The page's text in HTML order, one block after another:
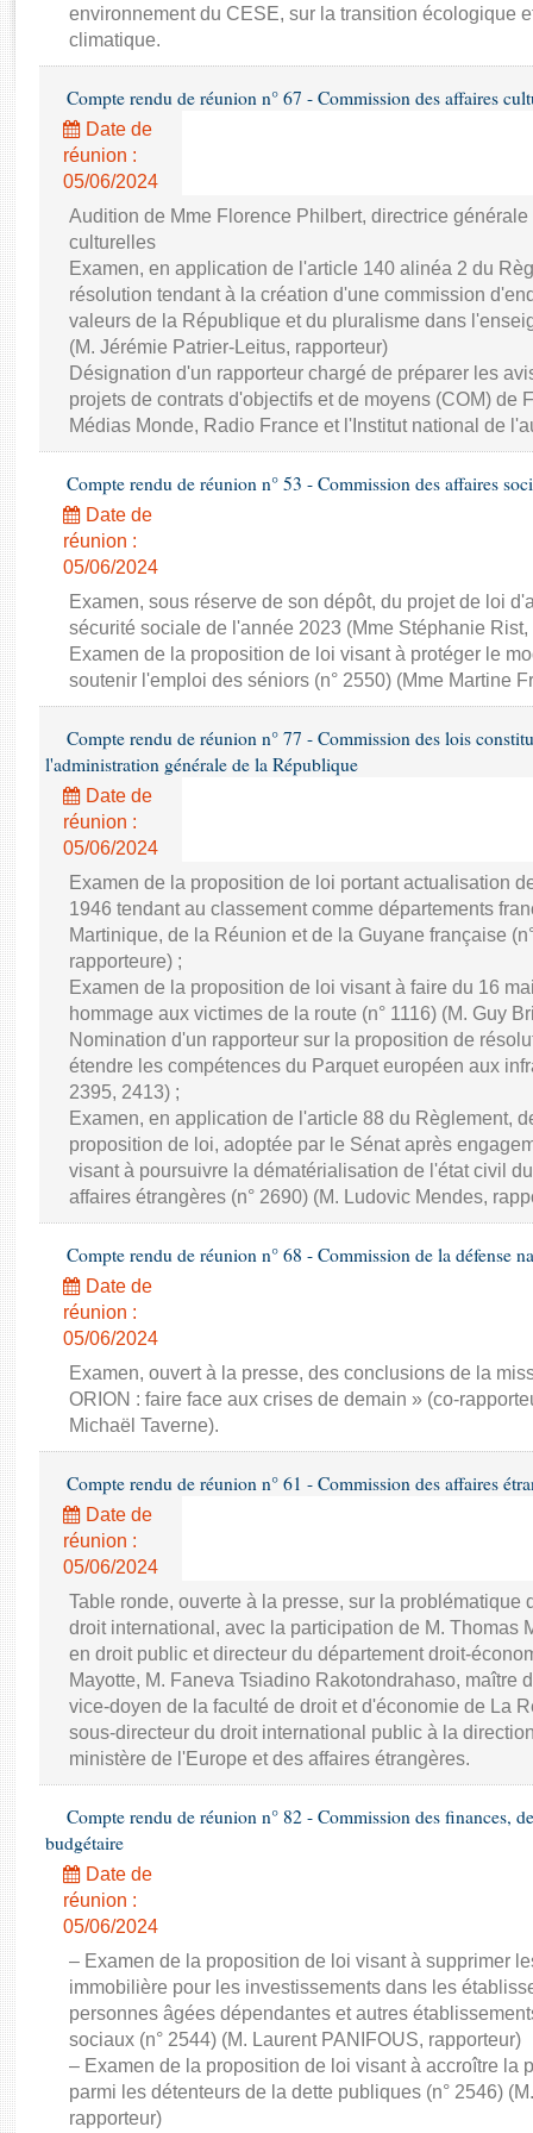
Rapports d'enquête
Rapports législatifs
Rapports sur l'application des lois
Baromètre de l’application des lois
Dossiers législatifs
Budget et sécurité sociale
Questions écrites et orales
Comptes rendus des débats
environnement du CESE, sur la transition écologique
climatique.
Compte rendu de réunion n° 67 - Commission des affaires
Date de
réunion :
05/06/2024
Audition de Mme Florence Philbert, directrice
culturelles
Examen, en application de l'article 140 alinéa 2 du
résolution tendant à la création d'une commission
valeurs de la République et du pluralisme dans
(M. Jérémie Patrier-Leitus, rapporteur)
Désignation d'un rapporteur chargé de préparer les
projets de contrats d'objectifs et de moyens (COM) de
Médias Monde, Radio France et l'Institut national de
Compte rendu de réunion n° 53 - Commission des affaires
Date de
réunion :
05/06/2024
Examen, sous réserve de son dépôt, du projet de loi
sécurité sociale de l'année 2023 (Mme Stéphanie
Examen de la proposition de loi visant à protéger le
soutenir l'emploi des séniors (n° 2550) (Mme Martine
Compte rendu de réunion n° 77 - Commission des lois
l'administration générale de la République
Date de
réunion :
05/06/2024
Examen de la proposition de loi portant actualisation
1946 tendant au classement comme départements
Martinique, de la Réunion et de la Guyane française
rapporteure) ;
Examen de la proposition de loi visant à faire du 16
hommage aux victimes de la route (n° 1116) (M. Guy
Nomination d'un rapporteur sur la proposition de
étendre les compétences du Parquet européen aux
2395, 2413) ;
Examen, en application de l'article 88 du Règlement,
proposition de loi, adoptée par le Sénat après
visant à poursuivre la dématérialisation de l'état civil
affaires étrangères (n° 2690) (M. Ludovic Mendes,
Compte rendu de réunion n° 68 - Commission de la défense
Date de
réunion :
05/06/2024
Examen, ouvert à la presse, des conclusions de la
ORION : faire face aux crises de demain » (co-
Michaël Taverne).
Compte rendu de réunion n° 61 - Commission des affaires
Date de
réunion :
05/06/2024
Table ronde, ouverte à la presse, sur la problématique
droit international, avec la participation de M. Thomas
en droit public et directeur du département droit-
Mayotte, M. Faneva Tsiadino Rakotondrahaso, maître
vice-doyen de la faculté de droit et d'économie de La
sous-directeur du droit international public à la
ministère de l'Europe et des affaires étrangères.
Compte rendu de réunion n° 82 - Commission des finances,
budgétaire
Date de
réunion :
05/06/2024
– Examen de la proposition de loi visant à supprimer
immobilière pour les investissements dans les
personnes âgées dépendantes et autres
sociaux (n° 2544) (M. Laurent PANIFOUS, rapporteur)
– Examen de la proposition de loi visant à accroître la
parmi les détenteurs de la dette publiques (n° 2546)
rapporteur)